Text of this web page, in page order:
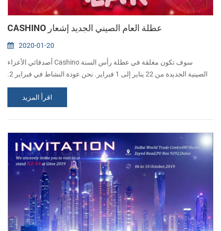
CASHINO عطلة العام الصيني الجديد إشعار
2020-01-20
أصدقائي الأعزاء Cashino سوف تكون مغلقة في عطلة رأس السنة
الصينية الجديدة من 22 يناير إلى 1 فبراير. نحن عودة النشاط في فبراير 2.
اقرأ المزيد